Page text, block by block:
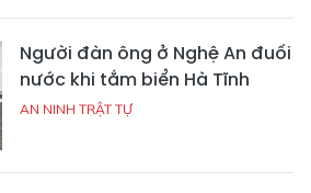
Người đàn ông ở Nghệ An đuối
nước khi tắm biển Hà Tĩnh
AN NINH TRẬT TỰ